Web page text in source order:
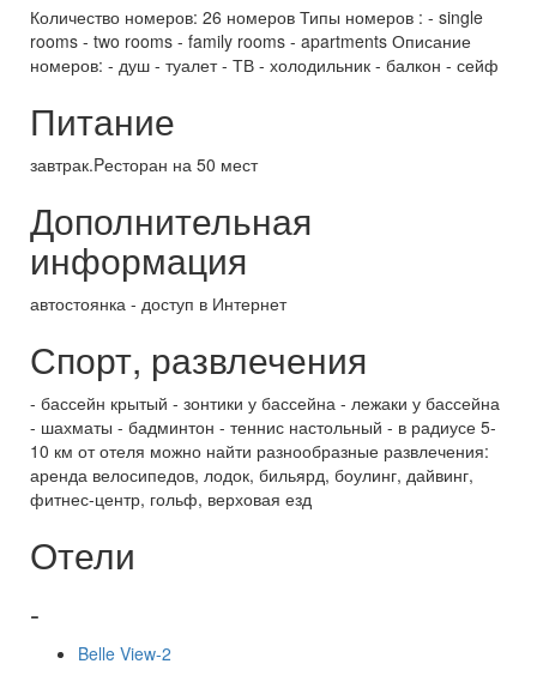
Количество номеров: 26 номеров Типы номеров : - single
rooms - two rooms - family rooms - apartments Описание
номеров: - душ - туалет - ТВ - холодильник - балкон - сейф
Питание
завтрак.Pесторан на 50 мест
Дополнительная
информация
автостоянка - доступ в Интернет
Спорт, развлечения
- бассейн крытый - зонтики у бассейна - лежаки у бассейна
- шахматы - бадминтон - теннис настольный - в радиусе 5-
10 км от отеля можно найти разнообразные развлечения:
аренда велосипедов, лодок, бильярд, боулинг, дайвинг,
фитнес-центр, гольф, верховая езд
Отели
-
Belle View-2